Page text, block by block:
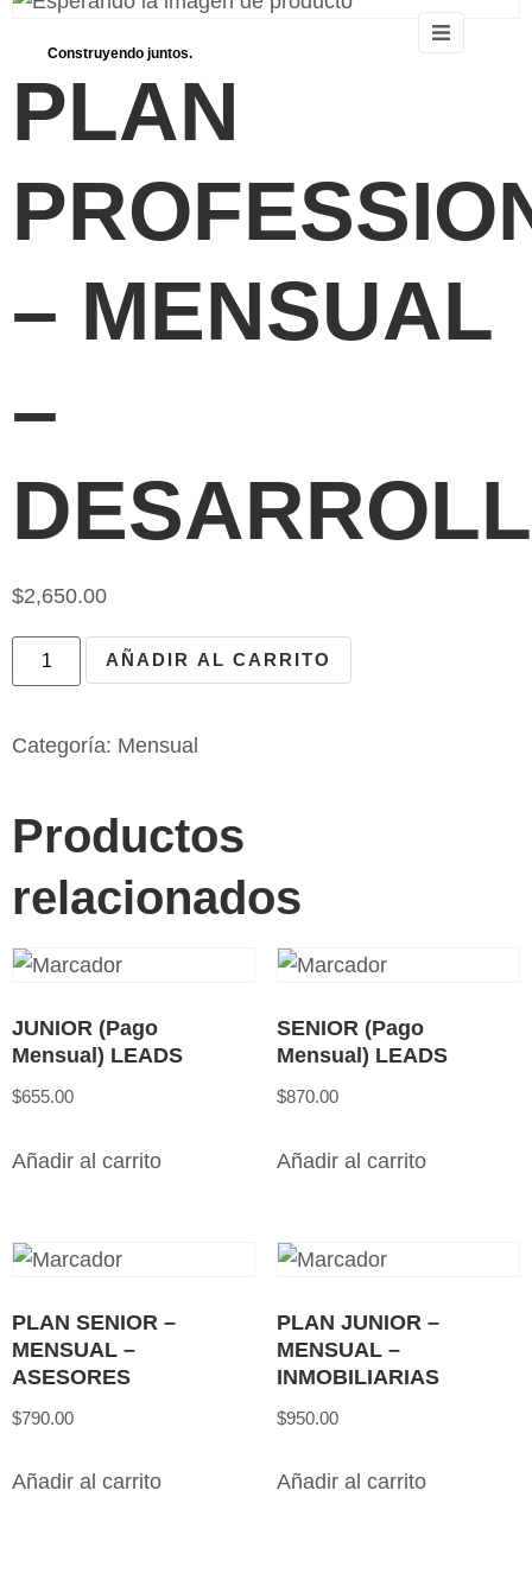
Construyendo juntos.
PLAN
– MENSUAL
–
$2,650.00
AÑADIR AL CARRITO
Categoría: Mensual
Productos
relacionados
JUNIOR (Pago
Mensual) LEADS
$655.00
Añadir al carrito
SENIOR (Pago
Mensual) LEADS
$870.00
Añadir al carrito
PLAN SENIOR –
MENSUAL –
ASESORES
$790.00
Añadir al carrito
PLAN JUNIOR –
MENSUAL –
INMOBILIARIAS
$950.00
Añadir al carrito